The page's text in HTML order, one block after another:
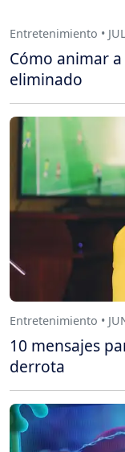
Entretenimiento •
Cómo animar
eliminado
Entretenimiento •
10 mensajes
derrota